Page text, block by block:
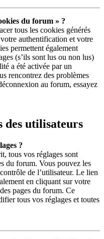
du forum » ?
tous les cookies générés
authentification et votre
permettent également
(s’ils sont lus ou non lus)
a été activée par un
rencontrez des problèmes
au forum, essayez
des utilisateurs
?
tous vos réglages sont
du forum. Vous pouvez les
de l’utilisateur. Le lien
en cliquant sur votre
pages du forum. Ce
tous vos réglages et toutes